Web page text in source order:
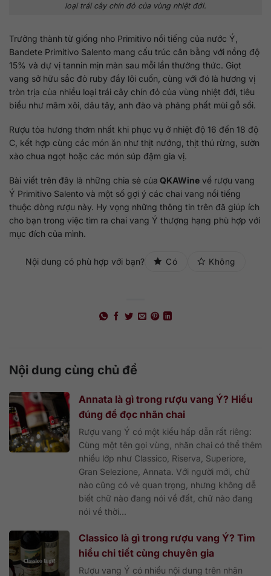
loại trái cây chín đỏ của vùng nhiệt đới.
Trưởng thành từ giống nho Primitivo nổi tiếng của nước Ý,
Bandete Primitivo Salento mang cấu trúc cân bằng với nồng độ
15% và dự vị tannin mịn màn sau mỗi lần thưởng thức. Giọt
vang sở hữu sắc đỏ ruby đầy lôi cuốn, cùng với đó là hương vị
tròn trịa của nhiều loại trái cây chín đỏ của vùng nhiệt đới, tiêu
biểu như mâm xôi, dâu tây, anh đào và phảng phất mùi gỗ sồi.
Rượu tỏa hương thơm nhất khi phục vụ ở nhiệt độ 16 đến 18 độ
C, kết hợp cùng các món ăn như thịt nướng, thịt thú rừng, sườn
xào chua ngọt hoặc các món súp đậm gia vị.
Bài viết trên đây là những chia sẻ của QKAWine về rượu vang
Ý Primitivo Salento và một số gợi ý các chai vang nổi tiếng
thuộc dòng rượu này. Hy vọng những thông tin trên đã giúp ích
cho bạn trong việc tìm ra chai vang Ý thượng hạng phù hợp với
mục đích của mình.
Nội dung có phù hợp với bạn? Có Không
Nội dung cùng chủ đề
Annata là gì trong rượu vang Ý? Hiểu
đúng để đọc nhãn chai
Rượu vang Ý có một kiểu hấp dẫn rất riêng:
Cùng một tên gọi vùng, nhãn chai có thể thêm
nhiều lớp như Classico, Riserva, Superiore,
Gran Selezione, Annata. Với người mới, chữ
nào cũng có vẻ quan trọng, nhưng không dễ
biết chữ nào đang nói về đất, chữ nào đang
nói về thời...
Classico là gì trong rượu vang Ý? Tìm
hiểu chi tiết cùng chuyên gia
Rượu vang Ý có nhiều nội dung trên nhãn